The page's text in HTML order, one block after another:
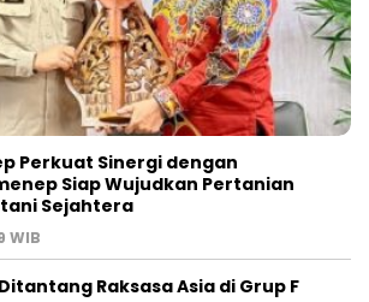
Perkuat Sinergi dengan
Siap Wujudkan Pertanian
Sejahtera
WIB
Raksasa Asia di Grup F